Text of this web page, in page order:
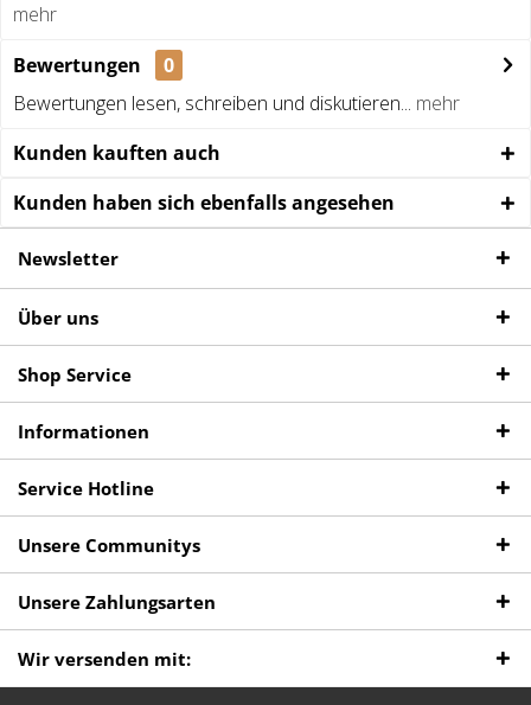
mehr
Bewertungen
0
Bewertungen lesen, schreiben und diskutieren... mehr
Kunden kauften auch
Kunden haben sich ebenfalls angesehen
Newsletter
Über uns
Shop Service
Informationen
Service Hotline
Unsere Communitys
Unsere Zahlungsarten
Wir versenden mit: